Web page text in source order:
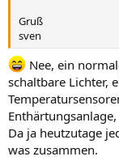
Gruß
sven
Nee, ein
schaltbare Lichter,
Enthärtungsanlage,
Da ja heutzutage
was zusammen.